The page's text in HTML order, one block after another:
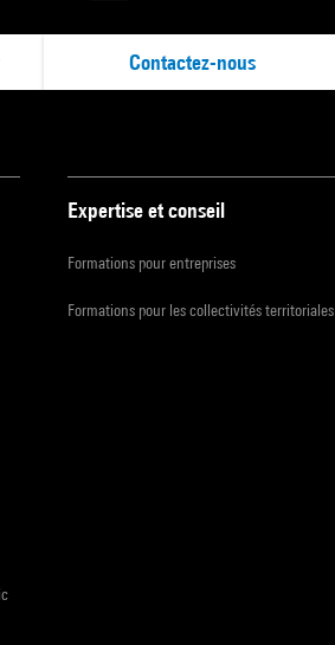
Contactez-nous
Expertise et conseil
Formations pour entreprises
Formations pour les collectivités territoriales